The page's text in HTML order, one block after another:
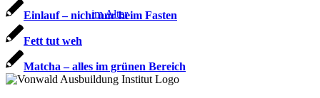
im Alter
Einlauf – nicht nur beim Fasten
Fett tut weh
Matcha – alles im grünen Bereich